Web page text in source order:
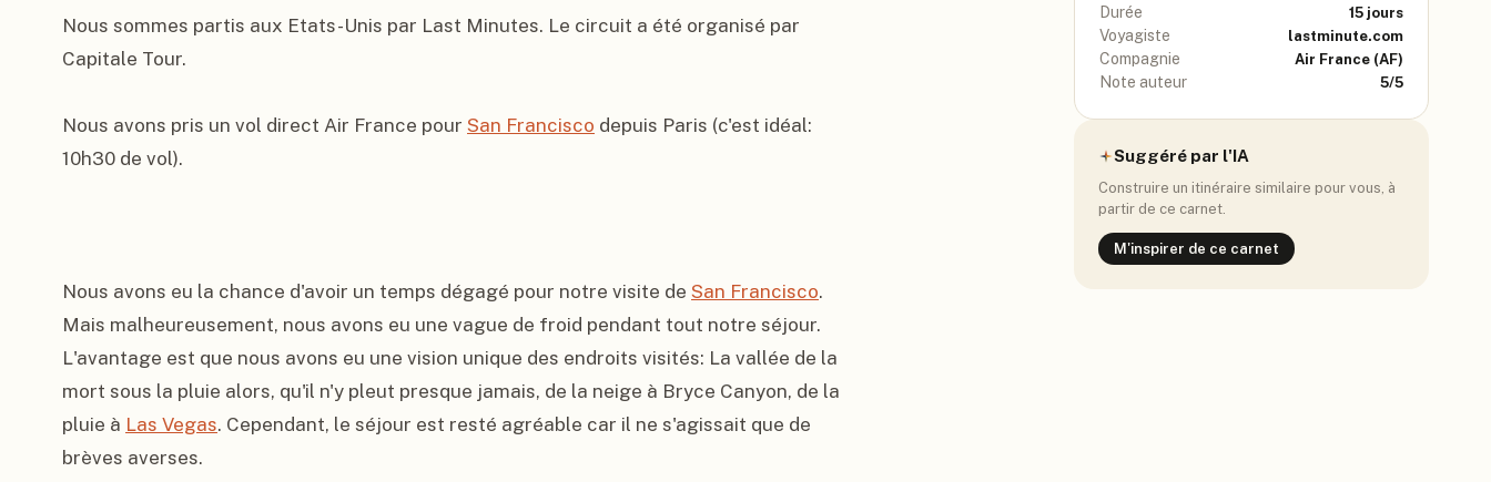
Nous sommes partis aux Etats-Unis par Last Minutes. Le circuit a été organisé par
Capitale Tour.
Nous avons pris un vol direct Air France pour San Francisco depuis Paris (c'est idéal:
10h30 de vol).
Nous avons eu la chance d'avoir un temps dégagé pour notre visite de San Francisco.
Mais malheureusement, nous avons eu une vague de froid pendant tout notre séjour.
L'avantage est que nous avons eu une vision unique des endroits visités: La vallée de la
mort sous la pluie alors, qu'il n'y pleut presque jamais, de la neige à Bryce Canyon, de la
pluie à Las Vegas. Cependant, le séjour est resté agréable car il ne s'agissait que de
brèves averses.
Durée 15 jours
Voyagiste lastminute.com
Compagnie Air France (AF)
Note auteur 5/5
Suggéré par l'IA
Construire un itinéraire similaire pour vous, à
partir de ce carnet.
M'inspirer de ce carnet